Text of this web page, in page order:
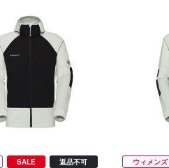
SALE 返品不可 ウィメンズ